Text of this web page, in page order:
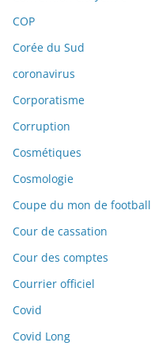
COP
Corée du Sud
coronavirus
Corporatisme
Corruption
Cosmétiques
Cosmologie
Coupe du mon de football
Cour de cassation
Cour des comptes
Courrier officiel
Covid
Covid Long